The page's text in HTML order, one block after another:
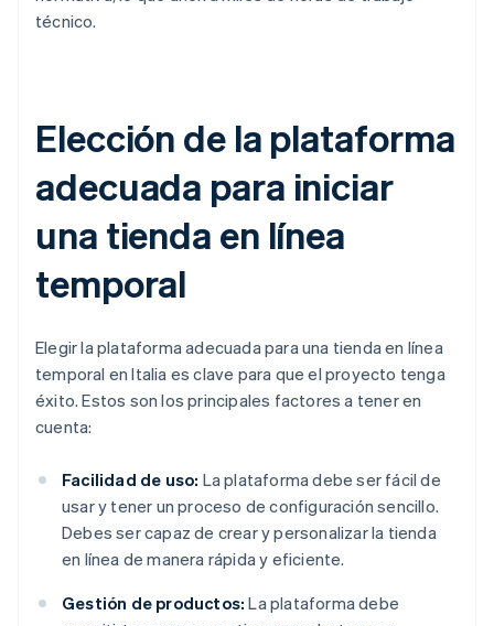
técnico.
Elección de la plataforma
adecuada para iniciar
una tienda en línea
temporal
Elegir la plataforma adecuada para una tienda en línea
temporal en Italia es clave para que el proyecto tenga
éxito. Estos son los principales factores a tener en
cuenta:
Facilidad de uso: La plataforma debe ser fácil de
usar y tener un proceso de configuración sencillo.
Debes ser capaz de crear y personalizar la tienda
en línea de manera rápida y eficiente.
Gestión de productos: La plataforma debe